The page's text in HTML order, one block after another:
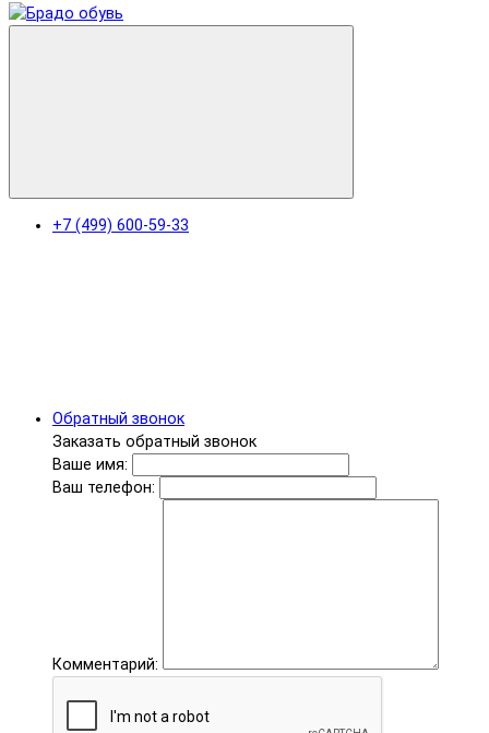
+7 (499) 600-59-33
Обратный звонок
Заказать обратный звонок
Ваше имя:
Ваш телефон:
Комментарий: